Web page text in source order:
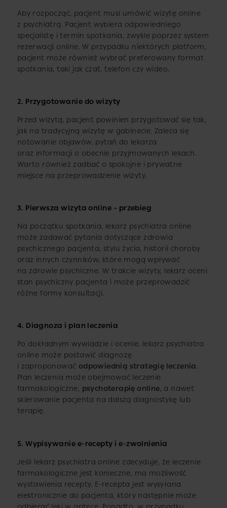
Aby rozpocząć, pacjent musi umówić wizytę online
z psychiatrą. Pacjent wybiera odpowiedniego
specjalistę i termin spotkania, zwykle poprzez system
rezerwacji online. W przypadku niektórych platform,
pacjent może również wybrać preferowany format
spotkania, taki jak czat, telefon czy wideo.
2. Przygotowanie do wizyty
Przed wizytą, pacjent powinien przygotować się tak,
jak na tradycyjną wizytę w gabinecie. Zaleca się
notowanie objawów, pytań do lekarza
oraz informacji o obecnie przyjmowanych lekach.
Warto również zadbać o spokojne i prywatne
miejsce na przeprowadzenie wizyty.
3. Pierwsza wizyta online – przebieg
Na początku spotkania, lekarz psychiatra online
może zadawać pytania dotyczące zdrowia
psychicznego pacjenta, stylu życia, historii choroby
oraz innych czynników, które mogą wpływać
na zdrowie psychiczne. W trakcie wizyty, lekarz oceni
stan psychiczny pacjenta i może przeprowadzić
różne formy konsultacji.
4. Diagnoza i plan leczenia
Po dokładnym wywiadzie i ocenie, lekarz psychiatra
online może postawić diagnozę
i zaproponować odpowiednią strategię leczenia.
Plan leczenia może obejmować leczenie
farmakologiczne, psychoterapię online, a nawet
skierowanie pacjenta na dalszą diagnostykę lub
terapię.
5.Wypisywanie e-recepty i e-zwolnienia
Jeśli lekarz psychiatra online zdecyduje, że leczenie
farmakologiczne jest konieczne, ma możliwość
wystawienia recepty. E-recepta jest wysyłana
elektronicznie do pacjenta, który następnie może